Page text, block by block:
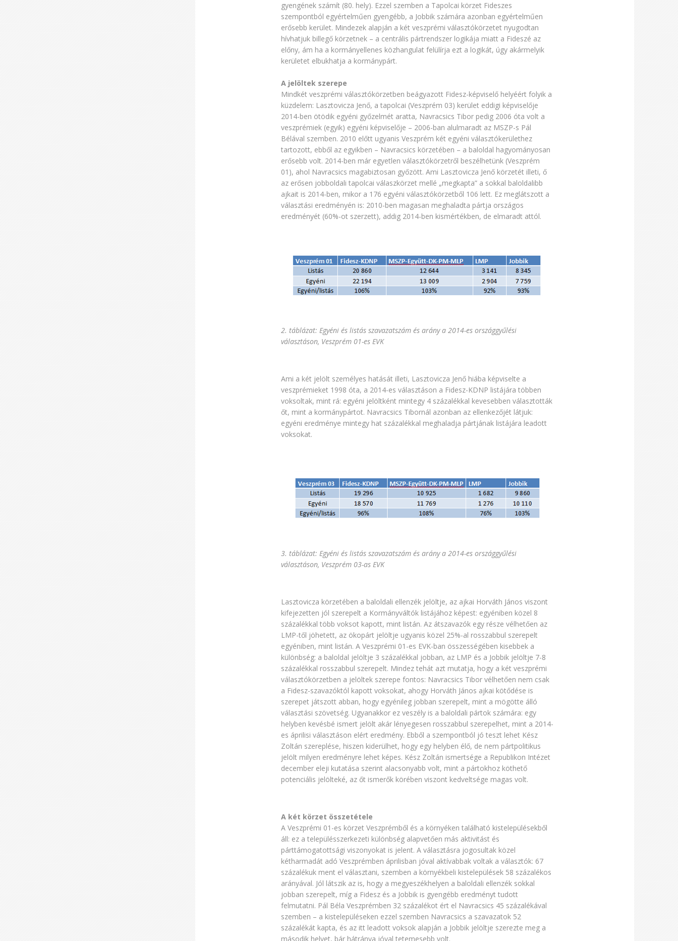
gyengének számít (80. hely). Ezzel szemben a Tapolcai körzet Fideszes
szempontból egyértelműen gyengébb, a Jobbik számára azonban egyértelműen
erősebb kerület. Mindezek alapján a két veszprémi választókörzetet nyugodtan
hívhatjuk billegő körzetnek – a centrális pártrendszer logikája miatt a Fideszé az
előny, ám ha a kormányellenes közhangulat felülírja ezt a logikát, úgy akármelyik
kerületet elbukhatja a kormánypárt.
A jelöltek szerepe
Mindkét veszprémi választókörzetben beágyazott Fidesz-képviselő helyéért folyik a
küzdelem: Lasztovicza Jenő, a tapolcai (Veszprém 03) kerület eddigi képviselője
2014-ben ötödik egyéni győzelmét aratta, Navracsics Tibor pedig 2006 óta volt a
veszprémiek (egyik) egyéni képviselője – 2006-ban alulmaradt az MSZP-s Pál
Bélával szemben. 2010 előtt ugyanis Veszprém két egyéni választókerülethez
tartozott, ebből az egyikben – Navracsics körzetében – a baloldal hagyományosan
erősebb volt. 2014-ben már egyetlen választókörzetről beszélhetünk (Veszprém
01), ahol Navracsics magabiztosan győzött. Ami Lasztovicza Jenő körzetét illeti, ő
az erősen jobboldali tapolcai válaszkörzet mellé „megkapta” a sokkal baloldalibb
ajkait is 2014-ben, mikor a 176 egyéni választókörzetből 106 lett. Ez meglátszott a
választási eredményén is: 2010-ben magasan meghaladta pártja országos
eredményét (60%-ot szerzett), addig 2014-ben kismértékben, de elmaradt attól.
2. táblázat: Egyéni és listás szavazatszám és arány a 2014-es országgyűlési
választáson, Veszprém 01-es EVK
Ami a két jelölt személyes hatását illeti, Lasztovicza Jenő hiába képviselte a
veszprémieket 1998 óta, a 2014-es választáson a Fidesz-KDNP listájára többen
voksoltak, mint rá: egyéni jelöltként mintegy 4 százalékkal kevesebben választották
őt, mint a kormánypártot. Navracsics Tibornál azonban az ellenkezőjét látjuk:
egyéni eredménye mintegy hat százalékkal meghaladja pártjának listájára leadott
voksokat.
3. táblázat: Egyéni és listás szavazatszám és arány a 2014-es országgyűlési
választáson, Veszprém 03-as EVK
Lasztovicza körzetében a baloldali ellenzék jelöltje, az ajkai Horváth János viszont
kifejezetten jól szerepelt a Kormányváltók listájához képest: egyéniben közel 8
százalékkal több voksot kapott, mint listán. Az átszavazók egy része vélhetően az
LMP-től jöhetett, az ökopárt jelöltje ugyanis közel 25%-al rosszabbul szerepelt
egyéniben, mint listán. A Veszprémi 01-es EVK-ban összességében kisebbek a
különbség: a baloldal jelöltje 3 százalékkal jobban, az LMP és a Jobbik jelöltje 7-8
százalékkal rosszabbul szerepelt. Mindez tehát azt mutatja, hogy a két veszprémi
választókörzetben a jelöltek szerepe fontos: Navracsics Tibor vélhetően nem csak
a Fidesz-szavazóktól kapott voksokat, ahogy Horváth János ajkai kötődése is
szerepet játszott abban, hogy egyénileg jobban szerepelt, mint a mögötte álló
választási szövetség. Ugyanakkor ez veszély is a baloldali pártok számára: egy
helyben kevésbé ismert jelölt akár lényegesen rosszabbul szerepelhet, mint a 2014-
es áprilisi választáson elért eredmény. Ebből a szempontból jó teszt lehet Kész
Zoltán szereplése, hiszen kiderülhet, hogy egy helyben élő, de nem pártpolitikus
jelölt milyen eredményre lehet képes. Kész Zoltán ismertsége a Republikon Intézet
december eleji kutatása szerint alacsonyabb volt, mint a pártokhoz köthető
potenciális jelölteké, az őt ismerők körében viszont kedveltsége magas volt.
A két körzet összetétele
A Veszprémi 01-es körzet Veszprémből és a környéken található kistelepülésekből
áll: ez a településszerkezeti különbség alapvetően más aktivitást és
párttámogatottsági viszonyokat is jelent. A választásra jogosultak közel
kétharmadát adó Veszprémben áprilisban jóval aktívabbak voltak a választók: 67
százalékuk ment el választani, szemben a környékbeli kistelepülések 58 százalékos
arányával. Jól látszik az is, hogy a megyeszékhelyen a baloldali ellenzék sokkal
jobban szerepelt, míg a Fidesz és a Jobbik is gyengébb eredményt tudott
felmutatni. Pál Béla Veszprémben 32 százalékot ért el Navracsics 45 százalékával
szemben – a kistelepüléseken ezzel szemben Navracsics a szavazatok 52
százalékát kapta, és az itt leadott voksok alapján a Jobbik jelöltje szerezte meg a
második helyet, bár hátránya jóval tetemesebb volt.